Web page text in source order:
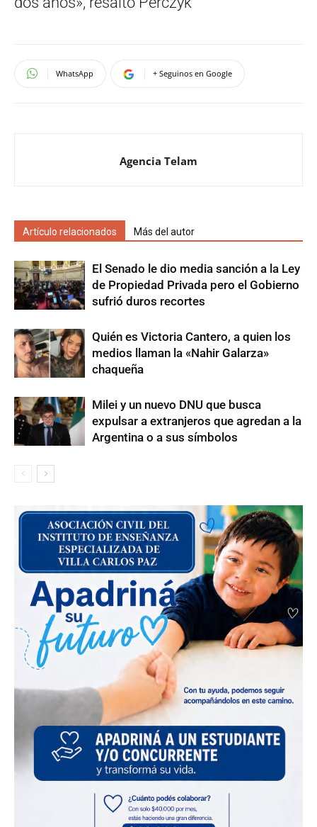
WhatsApp + Seguinos en Google
Agencia Telam
Artículo relacionados Más del autor
El Senado le dio media sanción a la Ley
de Propiedad Privada pero el Gobierno
sufrió duros recortes
Quién es Victoria Cantero, a quien los
medios llaman la «Nahir Galarza»
chaqueña
Milei y un nuevo DNU que busca
expulsar a extranjeros que agredan a la
Argentina o a sus símbolos